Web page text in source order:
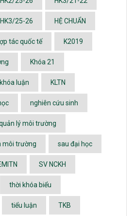
HK3/25-26 HỆ CHUẨN
tác quốc tế K2019
Khóa 21
khóa luận KLTN
nghiên cứu sinh
lý môi trường
môi trường sau đại học
SV NCKH
thời khóa biểu
tiểu luận TKB